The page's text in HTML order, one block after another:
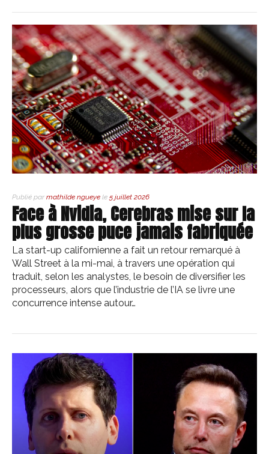
Publié par mathilde ngueye le 5 juillet 2026
Face à Nvidia, Cerebras mise sur la
plus grosse puce jamais fabriquée
La start-up californienne a fait un retour remarqué à
Wall Street à la mi-mai, à travers une opération qui
traduit, selon les analystes, le besoin de diversifier les
processeurs, alors que l’industrie de l’IA se livre une
concurrence intense autour…